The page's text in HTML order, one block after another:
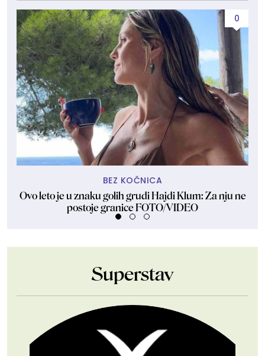
0
BEZ KOČNICA
Ovo leto je u znaku golih grudi Hajdi Klum: Za nju ne
postoje granice FOTO/VIDEO
Superstav